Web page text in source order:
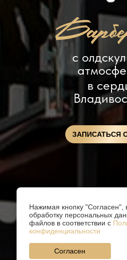
ЗАПИСАТЬСЯ
в
с
Нажимая кнопку "Согласен",
обработку персональных
файлов в соответствии с
конфиденциальности
Согласен